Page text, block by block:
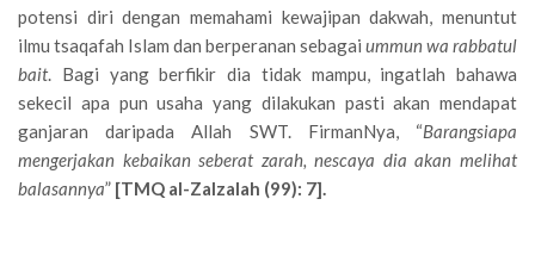
potensi diri dengan memahami kewajipan dakwah, menuntut
ilmu tsaqafah Islam dan berperanan sebagai ummun wa rabbatul
bait. Bagi yang berfikir dia tidak mampu, ingatlah bahawa
sekecil apa pun usaha yang dilakukan pasti akan mendapat
ganjaran daripada Allah SWT. FirmanNya, “Barangsiapa
mengerjakan kebaikan seberat zarah, nescaya dia akan melihat
balasannya” [TMQ al-Zalzalah (99): 7].